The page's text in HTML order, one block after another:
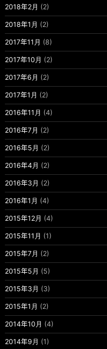
2018年2月 (2)
2018年1月 (2)
2017年11月 (8)
2017年10月 (2)
2017年6月 (2)
2017年1月 (2)
2016年11月 (4)
2016年7月 (2)
2016年5月 (2)
2016年4月 (2)
2016年3月 (2)
2016年1月 (4)
2015年12月 (4)
2015年11月 (1)
2015年7月 (2)
2015年5月 (5)
2015年3月 (3)
2015年1月 (2)
2014年10月 (4)
2014年9月 (1)